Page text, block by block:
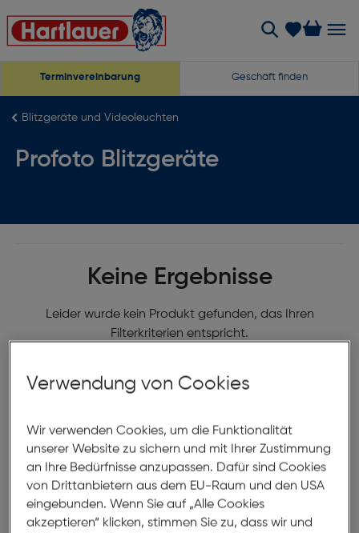
Terminvereinbarung Geschäft finden
Blitzgeräte und Videoleuchten
Profoto Blitzgeräte
Keine Ergebnisse
Leider wurde kein Produkt gefunden, das Ihren
Filterkriterien entspricht.
Handy
Optik
Fotoausarbeitung
Kontakt
FAQ
Verwendung von Cookies
Wir verwenden Cookies, um die Funktionalität
unserer Website zu sichern und mit Ihrer Zustimmung
an Ihre Bedürfnisse anzupassen. Dafür sind Cookies
von Drittanbietern aus dem EU-Raum und den USA
eingebunden. Wenn Sie auf „Alle Cookies
akzeptieren“ klicken, stimmen Sie zu, dass wir und